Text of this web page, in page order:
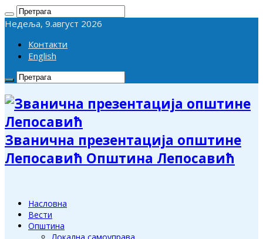
Недеља, 9.август 2026
Контакти
English
Званична презентација општине
Лепосавић Општина Лепосавић
Насловна
Вести
Општина